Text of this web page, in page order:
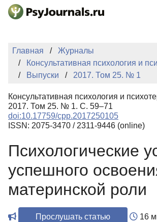
Перейти к основному содержанию
НОВОСТИ
АВТОРЫ
КЛЮЧЕВЫЕ СЛОВА
Регистрация
Главная
Журналы
Консультативная психология и
Выпуски
2017. Том 25. № 1
Консультативная психология и
2017. Том 25. № 1. С. 59–71
doi:10.17759/cpp.2017250105
ISSN: 2075-3470 / 2311-9446 (online)
Психологические
успешного
материнской роли
Прослушать статью
16